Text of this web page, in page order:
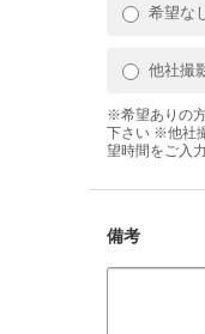
希望な
他社撮
※希望ありの
下さい ※他社
望時間をご入
備考